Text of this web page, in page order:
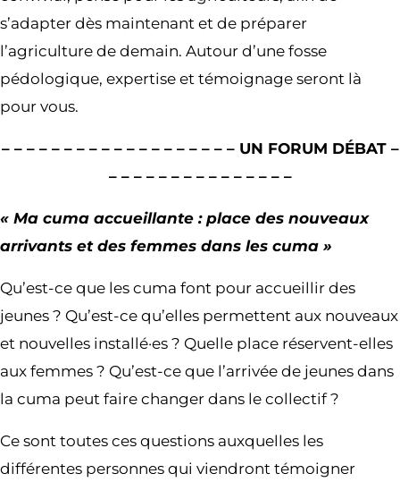
s’adapter dès maintenant et de préparer
l’agriculture de demain. Autour d’une fosse
pédologique, expertise et témoignage seront là
pour vous.
– – – – – – – – – – – – – – – – – – – UN FORUM DÉBAT –
– – – – – – – – – – – – – – –
« Ma cuma accueillante : place des nouveaux
arrivants et des femmes dans les cuma »
Qu’est-ce que les cuma font pour accueillir des
jeunes ? Qu’est-ce qu’elles permettent aux nouveaux
et nouvelles installé·es ? Quelle place réservent-elles
aux femmes ? Qu’est-ce que l’arrivée de jeunes dans
la cuma peut faire changer dans le collectif ?
Ce sont toutes ces questions auxquelles les
différentes personnes qui viendront témoigner